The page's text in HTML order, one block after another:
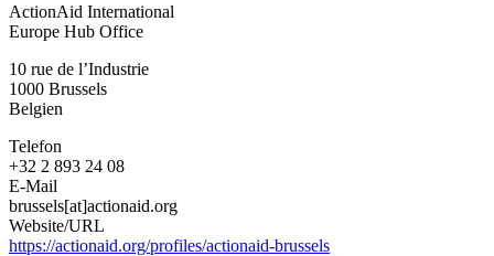
International
ActionAid International
Europe Hub Office
10 rue de l’Industrie
1000 Brussels
Belgien
Telefon
+32 2 893 24 08
E-Mail
brussels[at]actionaid.org
Website/URL
https://actionaid.org/profiles/actionaid-brussels